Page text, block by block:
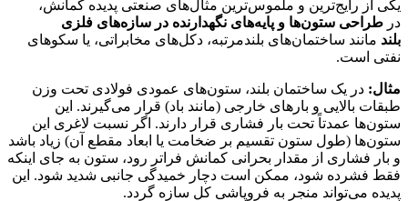
یکی از رایج‌ترین و ملموس‌ترین مثال‌های صنعتی پدیده کمانش،
در طراحی ستون‌ها و پایه‌های نگهدارنده در سازه‌های فلزی
بلند مانند ساختمان‌های بلندمرتبه، دکل‌های مخابراتی، یا سکوهای
نفتی است.
مثال: در یک ساختمان بلند، ستون‌های عمودی فولادی تحت وزن
طبقات بالایی و بارهای خارجی (مانند باد) قرار می‌گیرند. این
ستون‌ها عمدتاً تحت بار فشاری قرار دارند. اگر نسبت لاغری این
ستون‌ها (طول ستون تقسیم بر ضخامت یا ابعاد مقطع آن) زیاد باشد
و بار فشاری از مقدار بحرانی کمانش فراتر رود، ستون به جای اینکه
فقط فشرده شود، ممکن است دچار خمیدگی جانبی شدید شود. این
پدیده می‌تواند منجر به فروپاشی کل سازه گردد.